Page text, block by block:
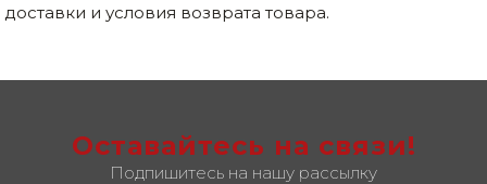
доставки и условия возврата товара.
Оставайтесь на связи!
Подпишитесь на нашу рассылку